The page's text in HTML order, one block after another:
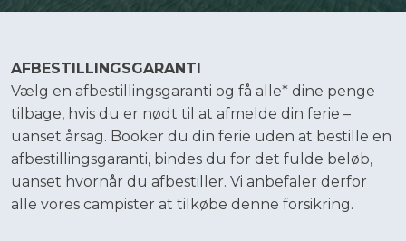
AFBESTILLINGSGARANTI
​Vælg en afbestillingsgaranti og få alle* dine penge
tilbage, hvis du er nødt til at afmelde din ferie –
uanset årsag. Booker du din ferie uden at bestille en
afbestillingsgaranti, bindes du for det fulde beløb,
uanset hvornår du afbestiller. Vi anbefaler derfor
alle vores campister at tilkøbe denne forsikring.